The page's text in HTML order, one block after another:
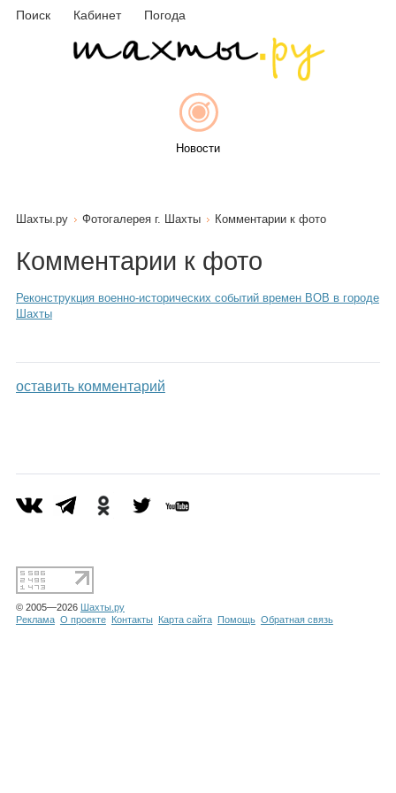
Поиск Кабинет Погода
Новости
Шахты.ру Фотогалерея г. Шахты Комментарии к фото
Комментарии к фото
Реконструкция военно-исторических событий времен ВОВ в городе
Шахты
оставить комментарий
© 2005—2026 Шахты.ру
Реклама О проекте Контакты Карта сайта Помощь Обратная связь